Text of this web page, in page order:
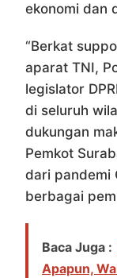
ekonomi dan
“Berkat
aparat TNI,
legislator
di seluruh
dukungan
Pemkot
dari pandemi
berbagai
Baca Juga :
Apapun,